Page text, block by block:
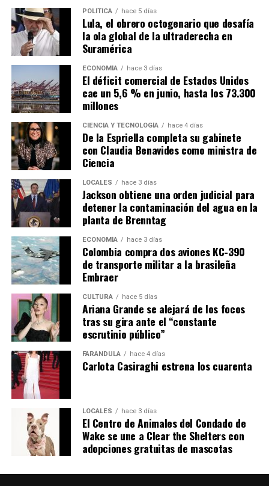
POLÍTICA hace 5 días
Lula, el obrero octogenario que desafía
la ola global de la ultraderecha en
Suramérica
ECONOMÍA hace 3 días
El déficit comercial de Estados Unidos
cae un 5,6 % en junio, hasta los 73.300
millones
CIENCIA Y TECNOLOGÍA hace 4 días
De la Espriella completa su gabinete
con Claudia Benavides como ministra de
Ciencia
LOCALES hace 3 días
Jackson obtiene una orden judicial para
detener la contaminación del agua en la
planta de Brenntag
ECONOMÍA hace 3 días
Colombia compra dos aviones KC-390
de transporte militar a la brasileña
Embraer
CULTURA hace 5 días
Ariana Grande se alejará de los focos
tras su gira ante el “constante
escrutinio público”
FARÁNDULA hace 4 días
Carlota Casiraghi estrena los cuarenta
LOCALES hace 3 días
El Centro de Animales del Condado de
Wake se une a Clear the Shelters con
adopciones gratuitas de mascotas